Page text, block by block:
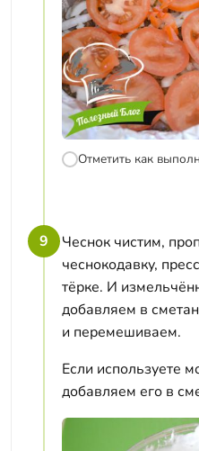
Отметить как
9
Чеснок чистим,
чеснокодавку,
тёрке. И
добавляем в
и перемешиваем.
Если используете
добавляем его в